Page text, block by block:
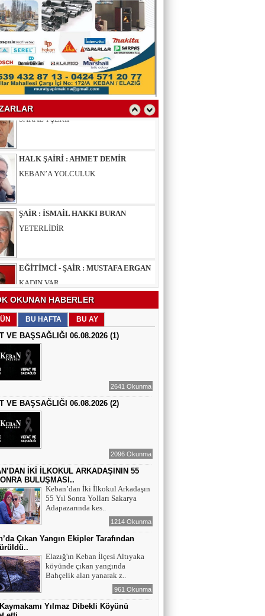
YAZAR : SELAHATTİN YALÇINER
YAZAR : AV.LEVENT BİLGİN
SAKAL-I ŞERİF
EĞİTİMCİ - ŞAİR : FEVZİ ÖZDEMİR
EDEP
ŞAİR : SELAMİ DOLU
ŞİİRLERİN HER SATIRINDA SEN VARSIN
EĞİTİMCİ - YAZAR : MEHMET
YILMAZ
HIZIR VE İLYAS: UMUDUN, BEREKETİN
VE YENİDEN DOĞUŞUN BULUŞMASI
EĞİTİMCİ - ŞAİR - YAZAR : SÜNDÜS
ARSLAN AKÇA
SUÇ SAMUR KÜRK OLSA
AZERBAYCANLI GAZETECİ-YAZAR
GUNAY RZAYEVA
Maral Rahmanzadeh - Azerbaycan'ın İlk
Profesyonel Kadın Ressamı
YAZAR - AV. ALİ DEMİR
TUTUKLAMA KARARI
OKUNAN HABERLER
BU HAFTA BU AY
VE BAŞSAĞLIĞI 06.08.2026 (1)
2641 Okunma
VE BAŞSAĞLIĞI 06.08.2026 (2)
2096 Okunma
İKİ İLKOKUL ARKADAŞININ 55
BULUŞMASI..
Keban’dan İki İlkokul Arkadaşın
55 Yıl Sonra Yolları Sakarya
Adapazarında kes..
1214 Okunma
Çıkan Yangın Ekipler Tarafından
Elazığ'ın Keban İlçesi Altıyaka
köyünde çıkan yangında
Bahçelik alan yanarak z..
961 Okunma
Yılmaz Dibekli Köyünü